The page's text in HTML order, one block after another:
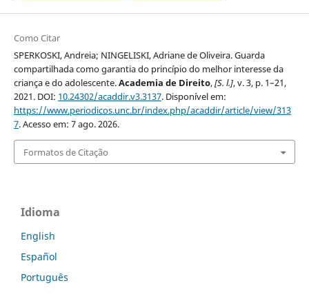
Como Citar
SPERKOSKI, Andreia; NINGELISKI, Adriane de Oliveira. Guarda
compartilhada como garantia do princípio do melhor interesse da
criança e do adolescente.Academia de Direito,[S. l.], v. 3, p. 1–21,
2021. DOI: 10.24302/acaddir.v3.3137. Disponível em:
https://www.periodicos.unc.br/index.php/acaddir/article/view/313
7. Acesso em: 7 ago. 2026.
Formatos de Citação
Idioma
English
Español
Português